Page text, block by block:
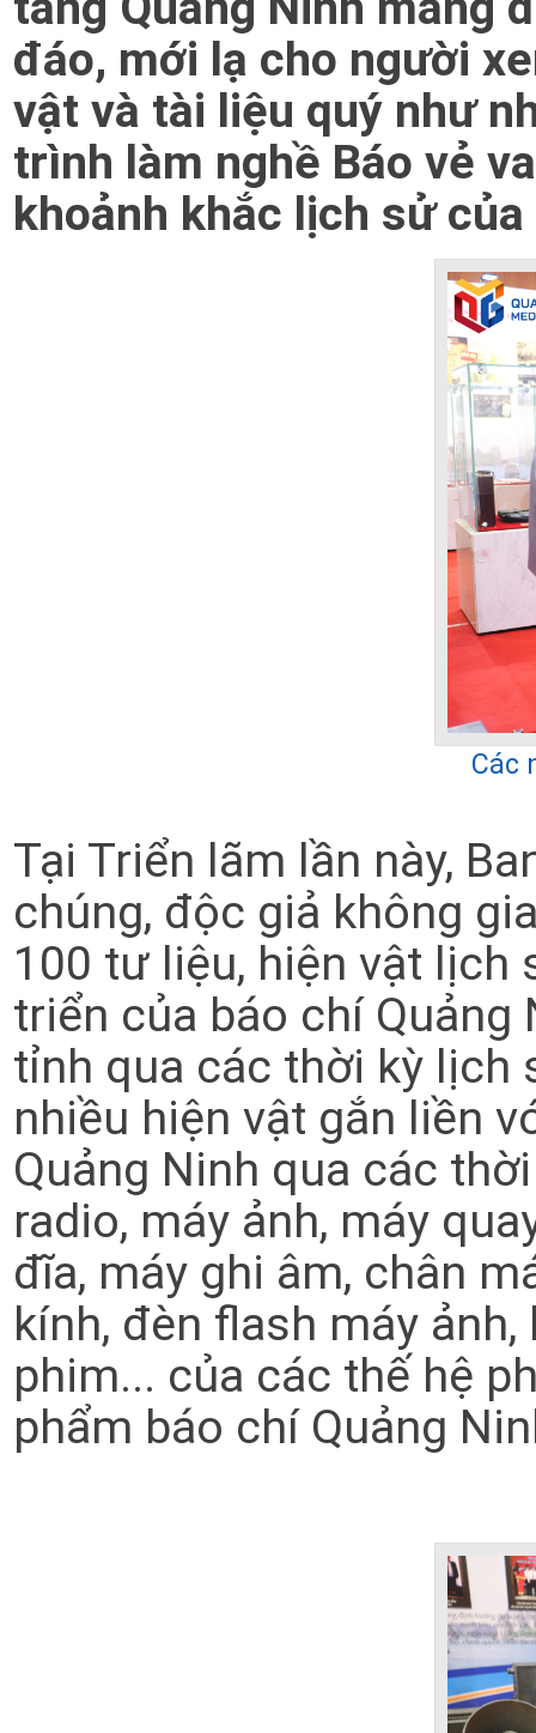
đáo, mới lạ cho người
vật và tài liệu quý như
trình làm nghề Báo vẻ
khoảnh khắc lịch sử
Các
Tại Triển lãm lần này,
chúng, độc giả không
100 tư liệu, hiện vật lịch
triển của báo chí Quảng
tỉnh qua các thời kỳ lịch
nhiều hiện vật gắn liền
Quảng Ninh qua các
radio, máy ảnh, máy
đĩa, máy ghi âm, chân
kính, đèn flash máy
phim... của các thế hệ
phẩm báo chí Quảng